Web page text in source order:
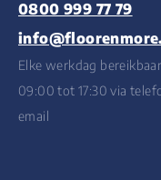
0800 999 77 79
Elke werkdag
09:00 tot 17:30 via
email